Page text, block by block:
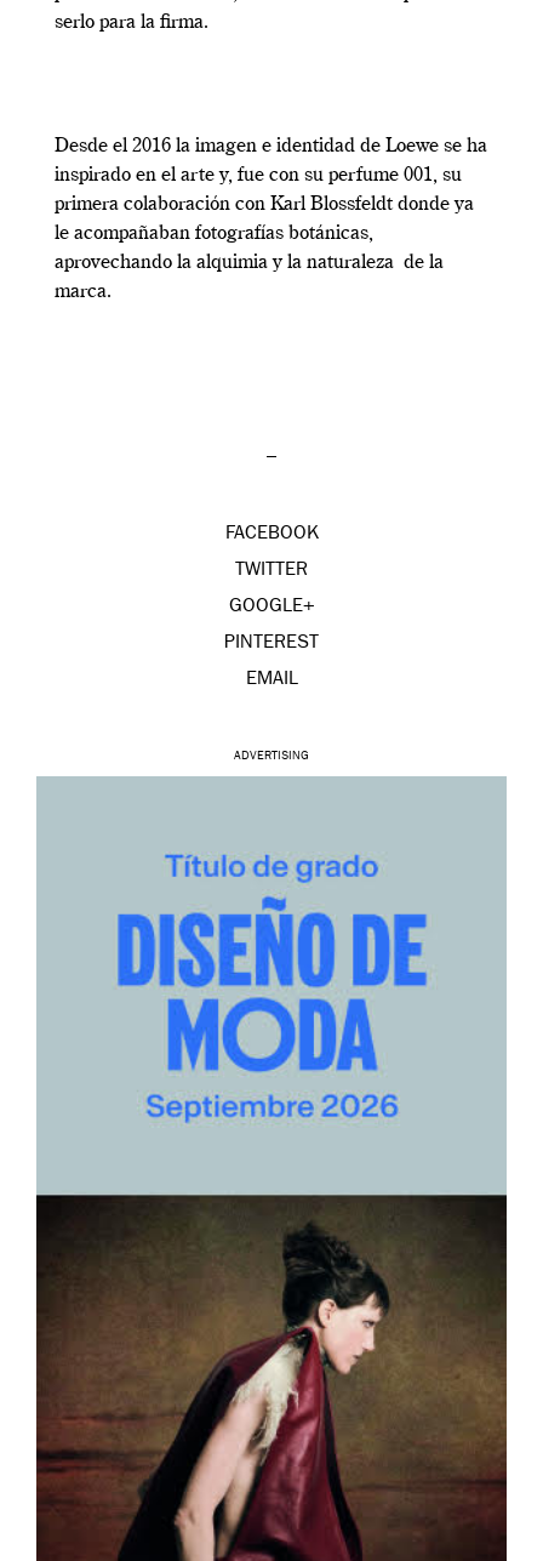
serlo para la firma.
Desde el 2016 la imagen e identidad de Loewe se ha
inspirado en el arte y, fue con su perfume 001, su
primera colaboración con Karl Blossfeldt donde ya
le acompañaban fotografías botánicas,
aprovechando la alquimia y la naturaleza de la
marca.
–
FACEBOOK
TWITTER
GOOGLE+
PINTEREST
EMAIL
ADVERTISING